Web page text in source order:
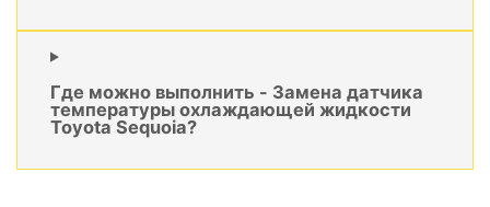
Где можно выполнить - Замена датчика
температуры охлаждающей жидкости
Toyota Sequoia?